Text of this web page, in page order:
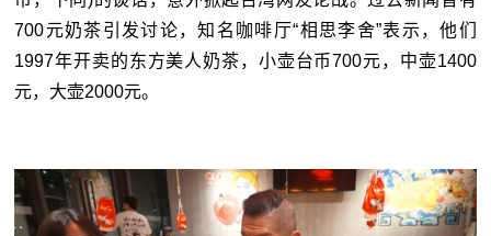
700元奶茶引发讨论，知名咖啡厅“相思李舍”表示，他们
1997年开卖的东方美人奶茶，小壶台币700元，中壶1400
元，大壶2000元。